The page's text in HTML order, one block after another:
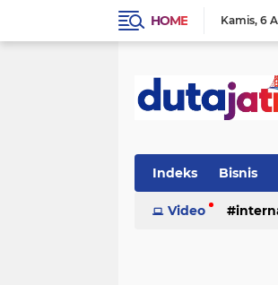
HOME Kamis 6
Indeks Bisnis
Video